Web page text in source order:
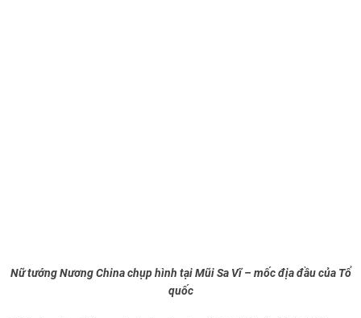
Nữ tướng Nương China chụp hình tại Mũi Sa Vĩ – mốc địa đầu của Tổ
quốc